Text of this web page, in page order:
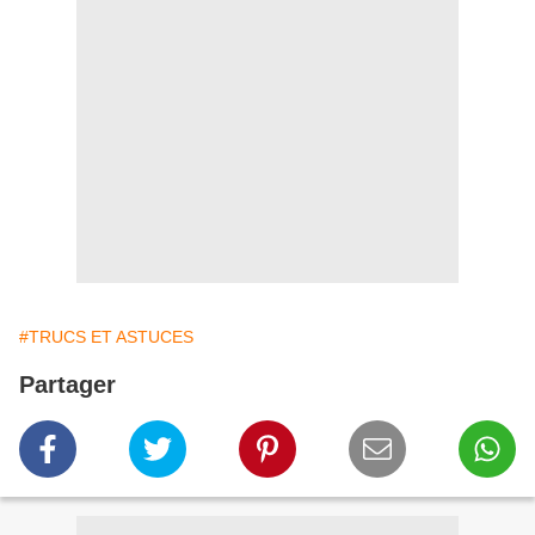
#TRUCS ET ASTUCES
Partager